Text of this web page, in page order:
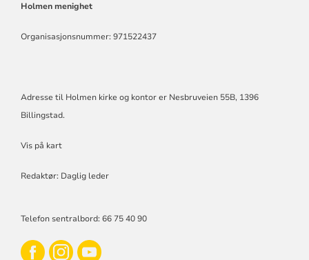
Holmen menighet
Organisasjonsnummer: 971522437
Adresse til Holmen kirke og kontor er Nesbruveien 55B, 1396
Billingstad.
Vis på kart
Redaktør: Daglig leder
Telefon sentralbord: 66 75 40 90